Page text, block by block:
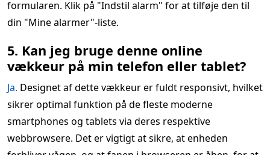
formularen. Klik på "Indstil alarm" for at tilføje den til
din "Mine alarmer"-liste.
5. Kan jeg bruge denne online
vækkeur på min telefon eller tablet?
Ja. Designet af dette vækkeur er fuldt responsivt, hvilket
sikrer optimal funktion på de fleste moderne
smartphones og tablets via deres respektive
webbrowsere. Det er vigtigt at sikre, at enheden